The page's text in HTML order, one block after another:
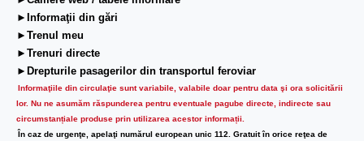
►Informaţii din gări
►Trenul meu
►Trenuri directe
►Drepturile pasagerilor din transportul feroviar
Informaţiile din circulaţie sunt variabile, valabile doar pentru data şi ora solicitării
lor. Nu ne asumăm răspunderea pentru eventuale pagube directe, indirecte sau
circumstanțiale produse prin utilizarea acestor informații.
În caz de urgenţe, apelaţi numărul european unic 112. Gratuit în orice reţea de